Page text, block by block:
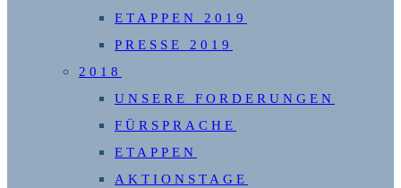
ETAPPEN 2019
PRESSE 2019
2018
UNSERE FORDERUNGEN
FÜRSPRACHE
ETAPPEN
AKTIONSTAGE